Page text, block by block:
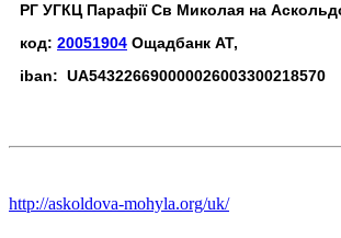
РГ УГКЦ Парафії Св Миколая на
код: 20051904 Ощадбанк АТ,
iban: UA543226690000026003300218570
http://askoldova-mohyla.org/uk/